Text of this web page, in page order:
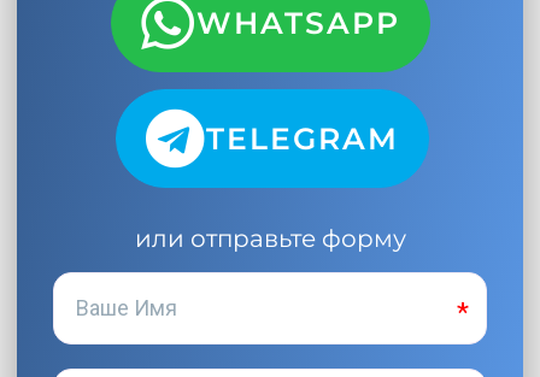
WHATSAPP
TELEGRAM
или отправьте форму